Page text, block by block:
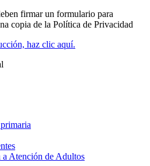
firmar un formulario para
copia de la Política de Privacidad
haz clic aquí.
a Atención de Adultos